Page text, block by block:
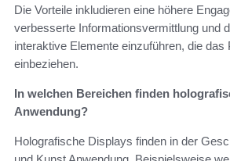
Die Vorteile inkludieren eine höhere
verbesserte Informationsvermittlung und
interaktive Elemente einzuführen, die das
einbeziehen.
In welchen Bereichen finden
Anwendung?
Holografische Displays finden in der